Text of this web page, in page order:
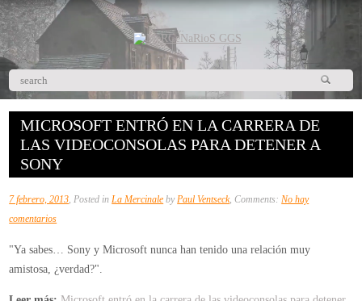
MICROSOFT ENTRÓ EN LA CARRERA DE
LAS VIDEOCONSOLAS PARA DETENER A
SONY
7 febrero, 2013, Posted inLa Mercinale byPaul Ventseck, Comments:No hay
comentariosen
entró
en
la
"Ya sabes… Sony y Microsoft nunca han tenido una relación muy
amistosa, ¿verdad?".